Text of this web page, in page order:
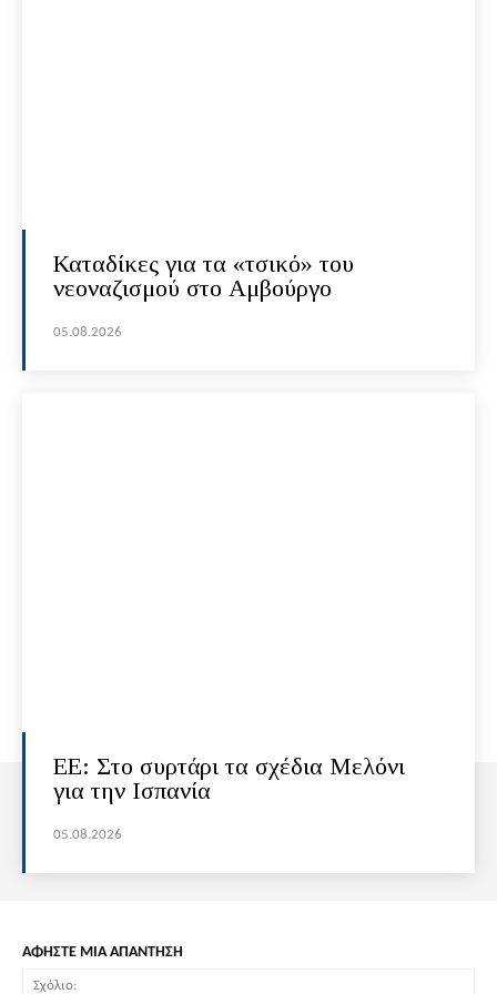
Καταδίκες για τα «τσικό» του
νεοναζισμού στο Αμβούργο
05.08.2026
ΕΕ: Στο συρτάρι τα σχέδια Μελόνι
για την Ισπανία
05.08.2026
ΑΦΗΣΤΕ ΜΙΑ ΑΠΑΝΤΗΣΗ